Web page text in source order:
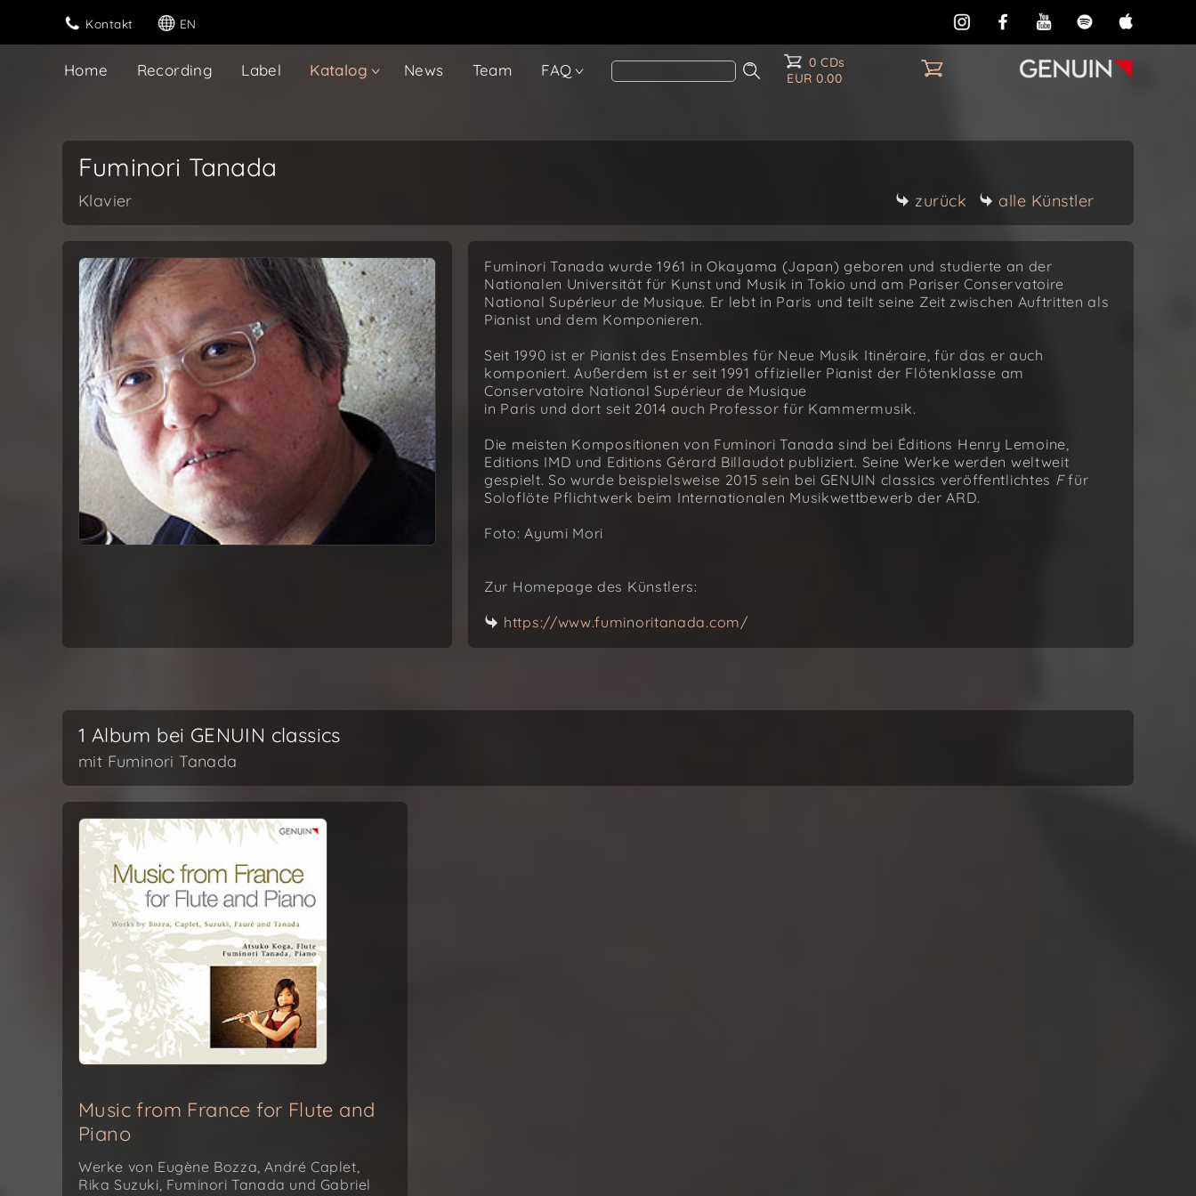
Kontakt EN
Home Recording Label Katalog News Team FAQ
0 CDs
EUR 0.00
Fuminori Tanada
Klavier zurück alle Künstler
Fuminori Tanada wurde 1961 in Okayama (Japan) geboren und studierte an der
Nationalen Universität für Kunst und Musik in Tokio und am Pariser Conservatoire
National Supérieur de Musique. Er lebt in Paris und teilt seine Zeit zwischen Auftritten als
Pianist und dem Komponieren.
Seit 1990 ist er Pianist des Ensembles für Neue Musik Itinéraire, für das er auch
komponiert. Außerdem ist er seit 1991 offizieller Pianist der Flötenklasse am
Conservatoire National Supérieur de Musique
in Paris und dort seit 2014 auch Professor für Kammermusik.
Die meisten Kompositionen von Fuminori Tanada sind bei Éditions Henry Lemoine,
Editions IMD und Editions Gérard Billaudot publiziert. Seine Werke werden weltweit
gespielt. So wurde beispielsweise 2015 sein bei GENUIN classics veröffentlichtes Ffür
Soloflöte Pflichtwerk beim Internationalen Musikwettbewerb der ARD.
Foto: Ayumi Mori
Zur Homepage des Künstlers:
https://www.fuminoritanada.com/
1 Album bei GENUIN classics
mit Fuminori Tanada
Music from France for Flute and
Piano
Werke von Eugène Bozza, André Caplet,
Rika Suzuki, Fuminori Tanada und Gabriel